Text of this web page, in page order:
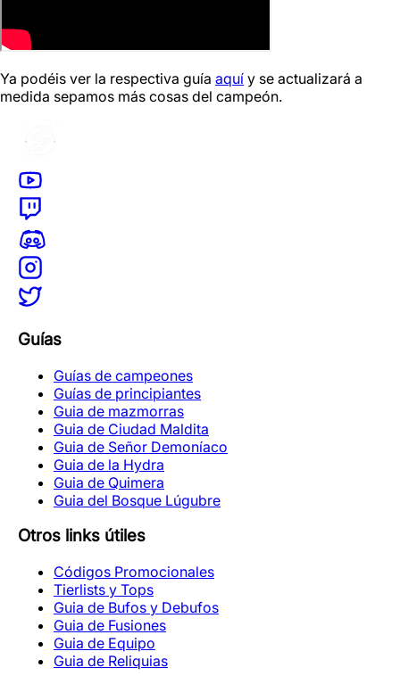
Ya podéis ver la respectiva guía aquí y se actualizará a
medida sepamos más cosas del campeón.
Guías
Guías de campeones
Guías de principiantes
Guia de mazmorras
Guia de Ciudad Maldita
Guia de Señor Demoníaco
Guia de la Hydra
Guia de Quimera
Guia del Bosque Lúgubre
Otros links útiles
Códigos Promocionales
Tierlists y Tops
Guia de Bufos y Debufos
Guia de Fusiones
Guia de Equipo
Guia de Reliquias